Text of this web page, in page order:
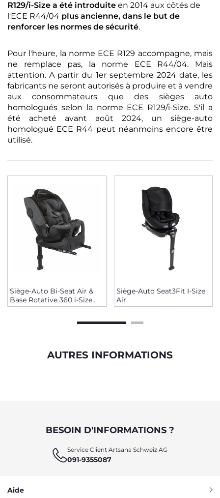
R129/i-Size a été introduite en 2014 aux côtés de
l'ECE R44/04 plus ancienne, dans le but de
renforcer les normes de sécurité.
Pour l'heure, la norme ECE R129 accompagne, mais
ne remplace pas, la norme ECE R44/04. Mais
attention. A partir du 1er septembre 2024 date, les
fabricants ne seront autorisés à produire et à vendre
aux consommateurs que des sièges auto
homologués selon la norme ECE R129/i-Size. S'il a
été acheté avant août 2024, un siège-auto
homologué ECE R44 peut néanmoins encore être
utilisé.
Siège-Auto Bi-Seat Air &
Base Rotative 360 i-Size
(40-150 cm)
Siège-Auto Seat3Fit I-Size
Air
AUTRES INFORMATIONS
BESOIN D'INFORMATIONS ?
Service Client Artsana Schweiz AG
091-9355087
Aide